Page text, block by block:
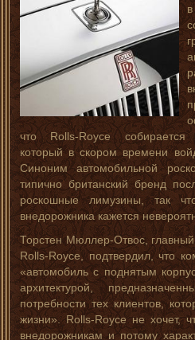
что Rolls-Royce собирается
который в скором времени
Синоним автомобильной
типично британский бренд
роскошные лимузины, так
внедорожника кажется
Торстен Мюллер-Отвос,
Rolls-Royce, подтвердил, что
«автомобиль с поднятым
архитектурой,
потребности тех клиентов,
жизни». Rolls-Royce не хочет,
внедорожникам и потому